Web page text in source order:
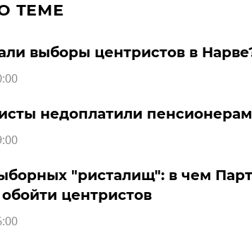
ТЕМЕ
выборы центристов в
недоплатили
"ристалищ": в чем
центристов